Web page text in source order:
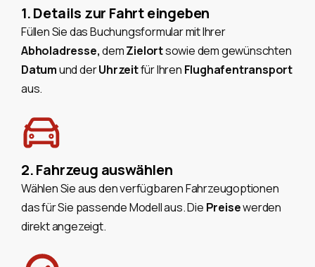
1. Details zur Fahrt eingeben
Füllen Sie das Buchungsformular mit Ihrer
Abholadresse,demZielortsowie dem gewünschten
Datumund derUhrzeitfür Ihren Flughafentransport
aus.
2. Fahrzeug auswählen
Wählen Sie aus den verfügbaren Fahrzeugoptionen
das für Sie passende Modell aus. Die Preisewerden
direkt angezeigt.